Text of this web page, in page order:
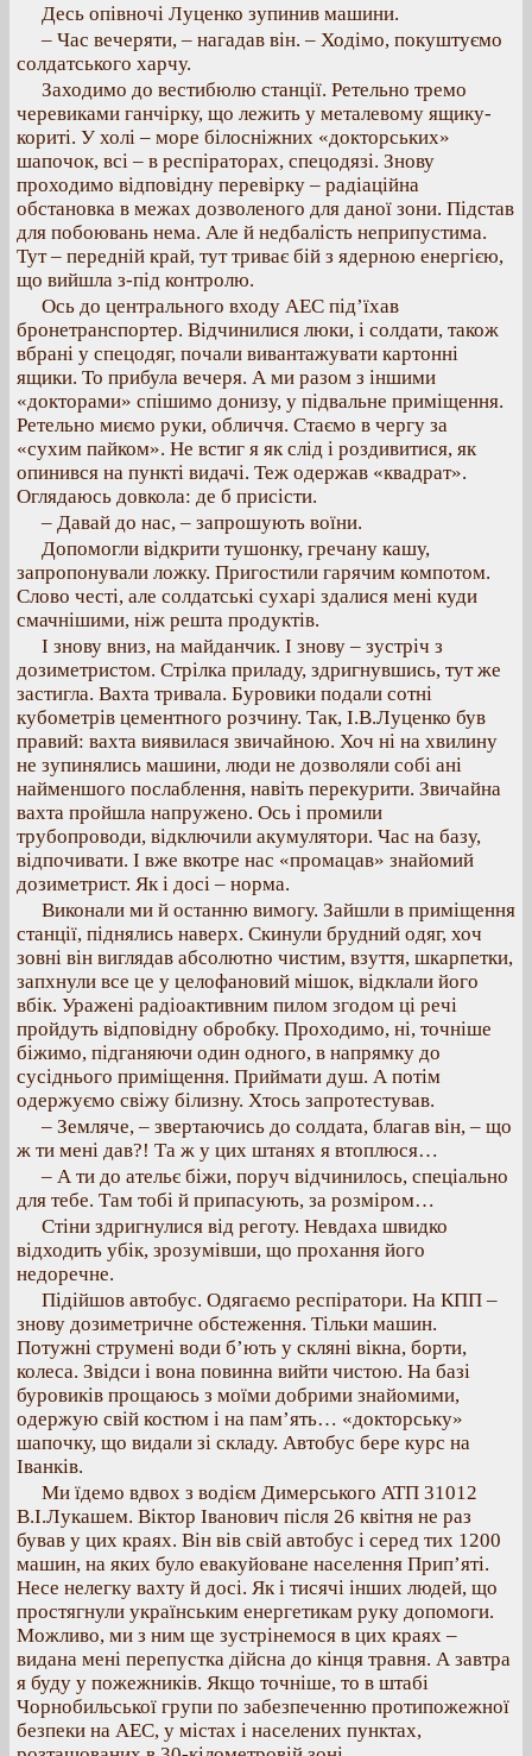
Десь опівночі Луценко зупинив машини.
– Час вечеряти, – нагадав він. – Ходімо, покуштуємо
солдатського харчу.
Заходимо до вестибюлю станції. Ретельно тремо
черевиками ганчірку, що лежить у металевому ящику-
кориті. У холі – море білосніжних «докторських»
шапочок, всі – в респіраторах, спецодязі. Знову
проходимо відповідну перевірку – радіаційна
обстановка в межах дозволеного для даної зони. Підстав
для побоювань нема. Але й недбалість неприпустима.
Тут – передній край, тут триває бій з ядерною енергією,
що вийшла з-під контролю.
Ось до центрального входу АЕС під’їхав
бронетранспортер. Відчинилися люки, і солдати, також
вбрані у спецодяг, почали вивантажувати картонні
ящики. То прибула вечеря. А ми разом з іншими
«докторами» спішимо донизу, у підвальне приміщення.
Ретельно миємо руки, обличчя. Стаємо в чергу за
«сухим пайком». Не встиг я як слід і роздивитися, як
опинився на пункті видачі. Теж одержав «квадрат».
Оглядаюсь довкола: де б присісти.
– Давай до нас, – запрошують воїни.
Допомогли відкрити тушонку, гречану кашу,
запропонували ложку. Пригостили гарячим компотом.
Слово честі, але солдатські сухарі здалися мені куди
смачнішими, ніж решта продуктів.
І знову вниз, на майданчик. І знову – зустріч з
дозиметристом. Стрілка приладу, здригнувшись, тут же
застигла. Вахта тривала. Буровики подали сотні
кубометрів цементного розчину. Так, І.В.Луценко був
правий: вахта виявилася звичайною. Хоч ні на хвилину
не зупинялись машини, люди не дозволяли собі ані
найменшого послаблення, навіть перекурити. Звичайна
вахта пройшла напружено. Ось і промили
трубопроводи, відключили акумулятори. Час на базу,
відпочивати. І вже вкотре нас «промацав» знайомий
дозиметрист. Як і досі – норма.
Виконали ми й останню вимогу. Зайшли в приміщення
станції, піднялись наверх. Скинули брудний одяг, хоч
зовні він виглядав абсолютно чистим, взуття, шкарпетки,
запхнули все це у целофановий мішок, відклали його
вбік. Уражені радіоактивним пилом згодом ці речі
пройдуть відповідну обробку. Проходимо, ні, точніше
біжимо, підганяючи один одного, в напрямку до
сусіднього приміщення. Приймати душ. А потім
одержуємо свіжу білизну. Хтось запротестував.
– Земляче, – звертаючись до солдата, благав він, – що
ж ти мені дав?! Та ж у цих штанях я втоплюся…
– А ти до ательє біжи, поруч відчинилось, спеціально
для тебе. Там тобі й припасують, за розміром…
Стіни здригнулися від реготу. Невдаха швидко
відходить убік, зрозумівши, що прохання його
недоречне.
Підійшов автобус. Одягаємо респіратори. На КПП –
знову дозиметричне обстеження. Тільки машин.
Потужні струмені води б’ють у скляні вікна, борти,
колеса. Звідси і вона повинна вийти чистою. На базі
буровиків прощаюсь з моїми добрими знайомими,
одержую свій костюм і на пам’ять… «докторську»
шапочку, що видали зі складу. Автобус бере курс на
Іванків.
Ми їдемо вдвох з водієм Димерського АТП 31012
В.І.Лукашем. Віктор Іванович після 26 квітня не раз
бував у цих краях. Він вів свій автобус і серед тих 1200
машин, на яких було евакуйоване населення Прип’яті.
Несе нелегку вахту й досі. Як і тисячі інших людей, що
простягнули українським енергетикам руку допомоги.
Можливо, ми з ним ще зустрінемося в цих краях –
видана мені перепустка дійсна до кінця травня. А завтра
я буду у пожежників. Якщо точніше, то в штабі
Чорнобильської групи по забезпеченню протипожежної
безпеки на АЕС, у містах і населених пунктах,